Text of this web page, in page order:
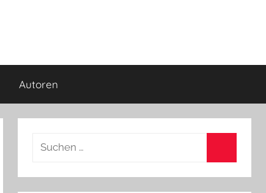
Autoren
Suchen